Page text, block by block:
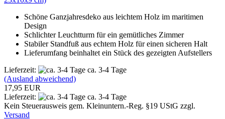
Schöne Ganzjahresdeko aus leichtem Holz im maritimen
Design
Schlichter Leuchtturm für ein gemütliches Zimmer
Stabiler Standfuß aus echtem Holz für einen sicheren Halt
Lieferumfang beinhaltet ein Stück des gezeigten Aufstellers
Lieferzeit:
ca. 3-4 Tage
(Ausland abweichend)
17,95 EUR
Lieferzeit:
ca. 3-4 Tage
Kein Steuerausweis gem. Kleinuntern.-Reg. §19 UStG zzgl.
Versand